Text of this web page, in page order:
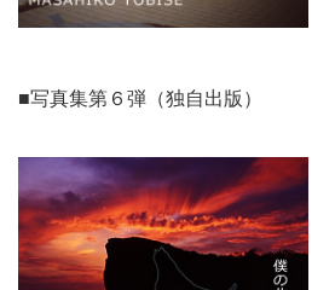
■写真集第６弾（独自出版）